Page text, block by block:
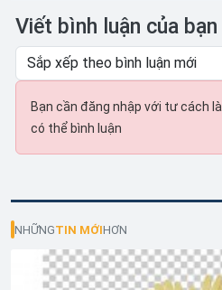
Viết bình luận của bạn
Bạn cần đăng nhập với tư cách là
có thể bình luận
NHỮNGTIN MỚIHƠN